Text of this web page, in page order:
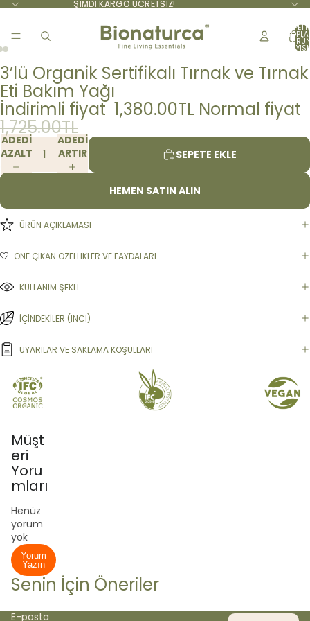
ŞİMDİ KARGO ÜCRETSİZ!
ŞİMDİ KARGO ÜCRETSİZ!
3’lü Organik Sertifikalı Tırnak ve Tırnak
Eti Bakım Yağı
İndirimli fiyat 1,380.00TL Normal fiyat
1,725.00TL
ADEDI
AZALT
ADEDI
ARTIR
SEPETE EKLE
HEMEN SATIN ALIN
ÜRÜN AÇIKLAMASI
ÖNE ÇIKAN ÖZELLİKLER VE FAYDALARI
KULLANIM ŞEKLİ
İÇİNDEKİLER (INCI)
UYARILAR VE SAKLAMA KOŞULLARI
Müşt
eri
Yoru
mları
Henüz
yorum
yok
Yorum
Yazın
Senin İçin Öneriler
E-posta